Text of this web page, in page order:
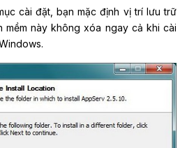
cài đặt, bạn mặc định vị trí lưu trữ
mềm này không xóa ngay cả khi cài